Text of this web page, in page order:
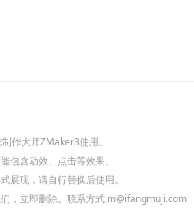
作大师ZMaker3使用。
包含动效、点击等效果。
展现，请自行替换后使用。
，立即删除。联系方式:m@ifangmuji.com